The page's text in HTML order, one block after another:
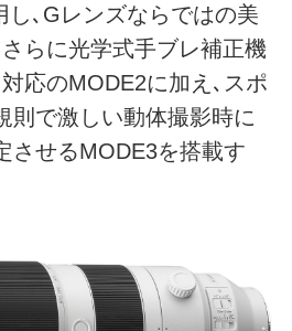
し､Gレンズならではの美
らに光学式手ブレ補正機
応のMODE2に加え､スポ
則で激しい動体撮影時に
させるMODE3を搭載す